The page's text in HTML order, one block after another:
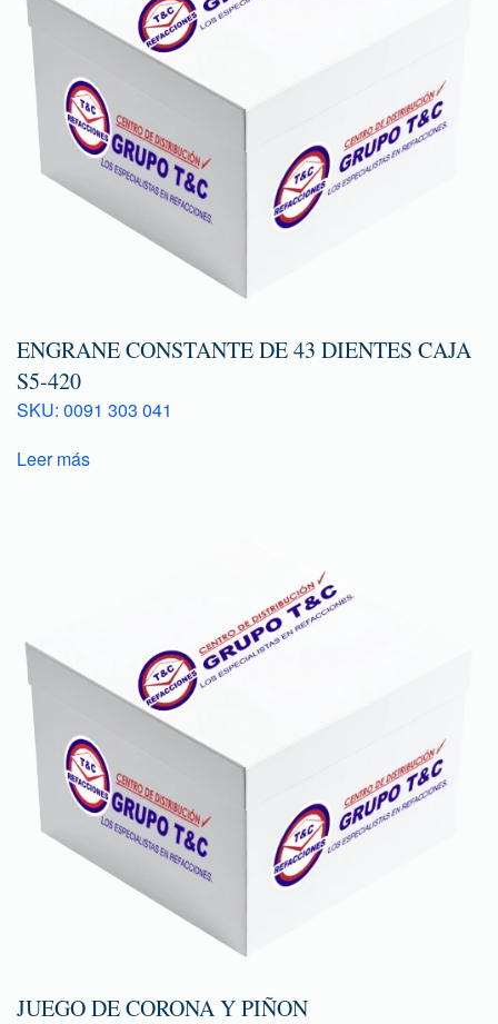
ENGRANE CONSTANTE DE 43 DIENTES CAJA
S5-420
SKU: 0091 303 041
Leer más
JUEGO DE CORONA Y PIÑON